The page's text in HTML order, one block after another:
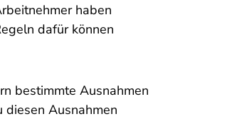
haben
dafür können
bestimmte Ausnahmen
Ausnahmen